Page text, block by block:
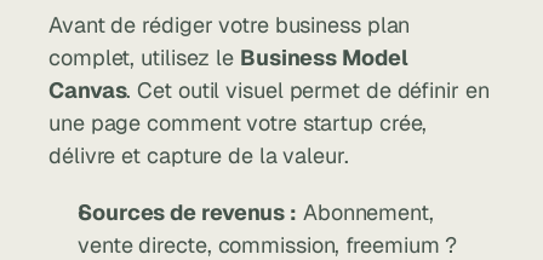
Avant de rédiger votre business plan
complet, utilisez le Business Model
Canvas. Cet outil visuel permet de définir en
une page comment votre startup crée,
délivre et capture de la valeur.
Sources de revenus : Abonnement,
vente directe, commission, freemium ?